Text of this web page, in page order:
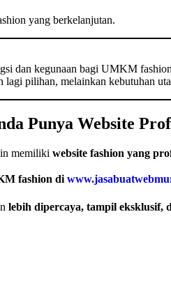
yang berkelanjutan.
dan kegunaan bagi UMKM
lagi pilihan, melainkan kebutuhan
Punya Website
memiliki website fashion yang
fashion di
lebih dipercaya, tampil eksklusif,